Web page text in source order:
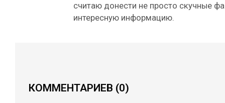
считаю донести не просто скучные
интересную информацию.
КОММЕНТАРИЕВ (0)